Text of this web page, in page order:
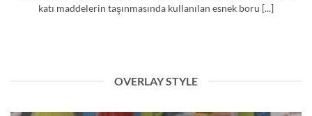
katı maddelerin taşınmasında kullanılan esnek boru [...]
OVERLAY STYLE